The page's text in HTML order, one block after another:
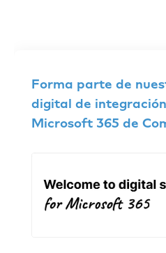
Forma parte de
digital de
Microsoft 365 de